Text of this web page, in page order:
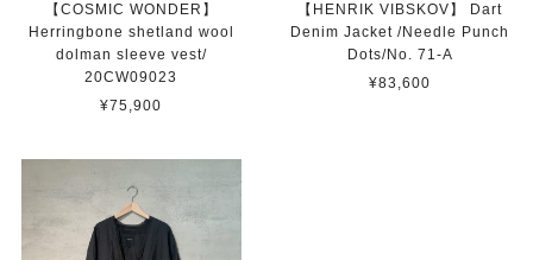
【COSMIC WONDER】
Herringbone shetland wool
dolman sleeve vest/
20CW09023
¥75,900
【HENRIK VIBSKOV】 Dart
Denim Jacket /Needle Punch
Dots/No. 71-A
¥83,600